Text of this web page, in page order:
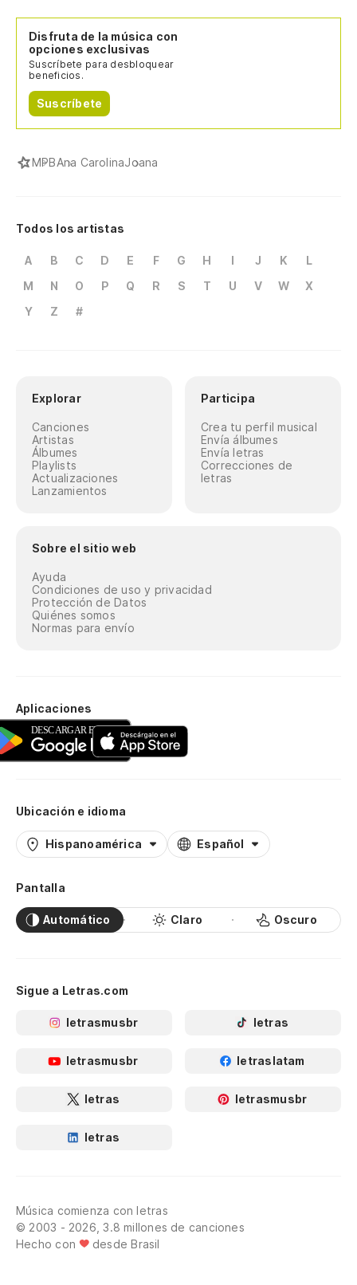
Disfruta de la música con
opciones exclusivas
Suscríbete para desbloquear
beneficios.
Suscríbete
MPBAna CarolinaJoana
Todos los artistas
A B C D E F G H I J K
L
M
N O P Q R S T U V W
X
Y
Z #
Explorar
Canciones
Artistas
Álbumes
Playlists
Actualizaciones
Lanzamientos
Participa
Crea tu perfil musical
Envía álbumes
Envía letras
Correcciones de
letras
Sobre el sitio web
Ayuda
Condiciones de uso y privacidad
Protección de Datos
Quiénes somos
Normas para envío
Aplicaciones
Ubicación e idioma
Hispanoamérica Español
Pantalla
Automático Claro Oscuro
Sigue a Letras.com
letrasmusbr letras
letrasmusbr letraslatam
letras letrasmusbr
letras
Música comienza con letras
© 2003 - 2026, 3.8 millones de canciones
Hecho con
desde Brasil